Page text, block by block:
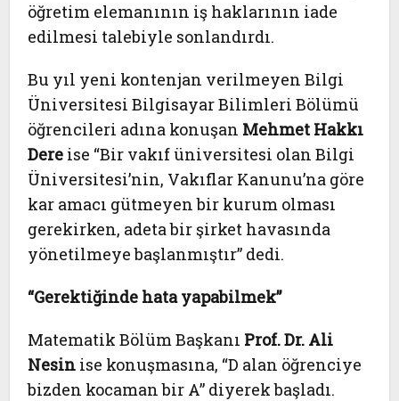
öğretim elemanının iş haklarının iade
edilmesi talebiyle sonlandırdı.
Bu yıl yeni kontenjan verilmeyen Bilgi
Üniversitesi Bilgisayar Bilimleri Bölümü
öğrencileri adına konuşan Mehmet Hakkı
Dere ise “Bir vakıf üniversitesi olan Bilgi
Üniversitesi’nin, Vakıflar Kanunu’na göre
kar amacı gütmeyen bir kurum olması
gerekirken, adeta bir şirket havasında
yönetilmeye başlanmıştır” dedi.
“Gerektiğinde hata yapabilmek”
Matematik Bölüm Başkanı Prof. Dr. Ali
Nesin ise konuşmasına, “D alan öğrenciye
bizden kocaman bir A” diyerek başladı.